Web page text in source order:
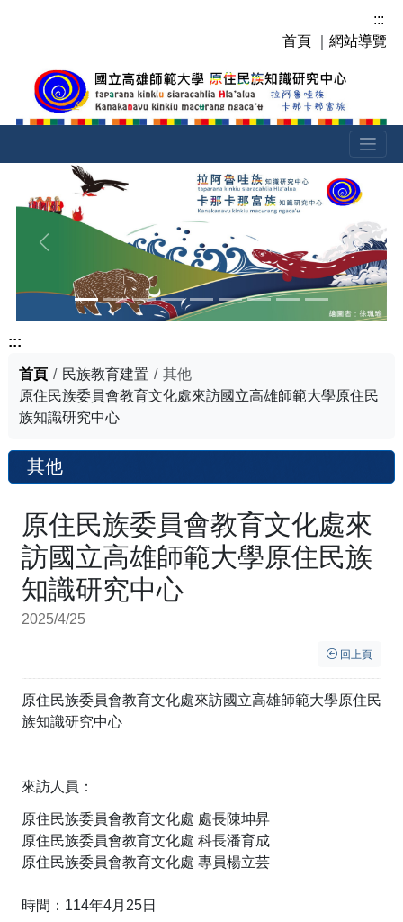
容
塊
:::
首頁
網站導覽
上一張 下一張
:::
首頁 民族教育建置
其他
原住民族委員會教育文化處來訪國立高雄師範大學原住民
族知識研究中心
其他
原住民族委員會教育文化處來
訪國立高雄師範大學原住民族
知識研究中心
2025/4/25
回上頁
原住民族委員會教育文化處來訪國立高雄師範大學原住民
族知識研究中心
來訪人員：
原住民族委員會教育文化處 處長陳坤昇
原住民族委員會教育文化處 科長潘育成
原住民族委員會教育文化處 專員楊立芸
時間：114年4月25日